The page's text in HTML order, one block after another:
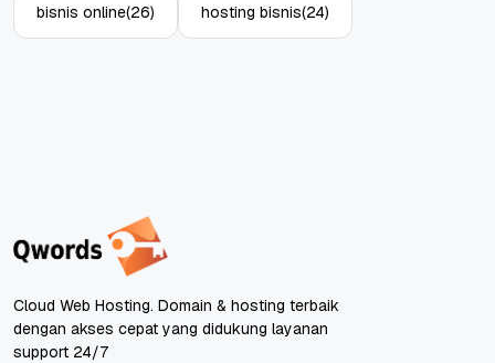
bisnis online(26) hosting bisnis(24)
Cloud Web Hosting. Domain & hosting terbaik
dengan akses cepat yang didukung layanan
support 24/7